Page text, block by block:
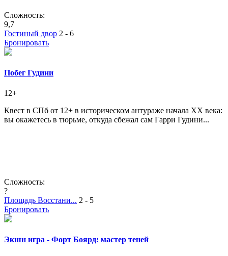
Сложность:
9,7
Гостиный двор 2 - 6
Бронировать
Побег Гудини
12+
Квест в СПб от 12+ в историческом антураже начала XX века:
вы окажетесь в тюрьме, откуда сбежал сам Гарри Гудини...
Сложность:
?
Площадь Восстани... 2 - 5
Бронировать
Экшн игра - Форт Боярд: мастер теней